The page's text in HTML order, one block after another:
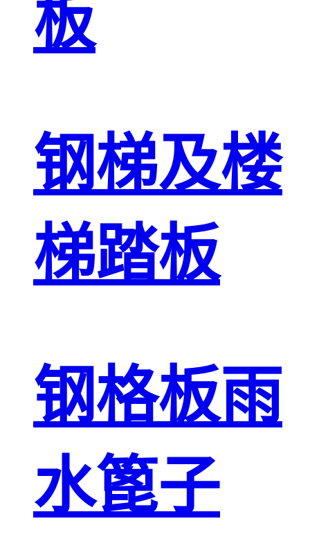
板
钢梯及楼
梯踏板
钢格板雨
水篦子